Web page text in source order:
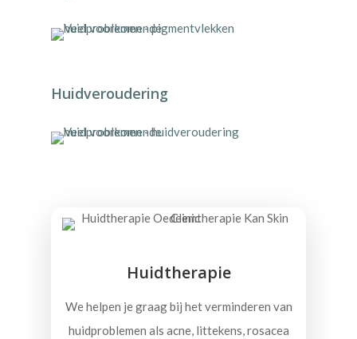
Huidveroudering
Huidtherapie
We helpen je graag bij het verminderen van
huidproblemen als acne, littekens, rosacea